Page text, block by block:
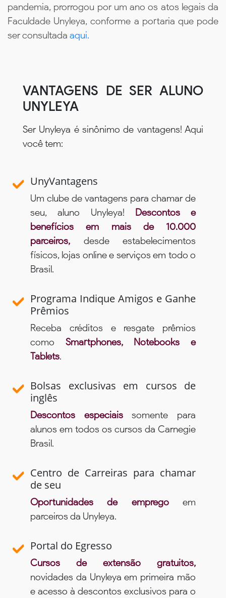
pandemia, prorrogou por um ano os atos legais da
Faculdade Unyleya, conforme a portaria que pode
ser consultada aqui.
VANTAGENS DE SER ALUNO
UNYLEYA
Ser Unyleya é sinônimo de vantagens! Aqui
você tem:
UnyVantagens
Um clube de vantagens para chamar de
seu, aluno Unyleya! Descontos e
benefícios em mais de 10.000
parceiros, desde estabelecimentos
físicos, lojas online e serviços em todo o
Brasil.
Programa Indique Amigos e Ganhe
Prêmios
Receba créditos e resgate prêmios
como Smartphones, Notebooks e
Tablets.
Bolsas exclusivas em cursos de
inglês
Descontos especiaissomente para
alunos em todos os cursos da Carnegie
Brasil.
Centro de Carreiras para chamar
de seu
Oportunidades de empregoem
parceiros da Unyleya.
Portal do Egresso
Cursos de extensão gratuitos,
novidades da Unyleya em primeira mão
e acesso à descontos exclusivos para o